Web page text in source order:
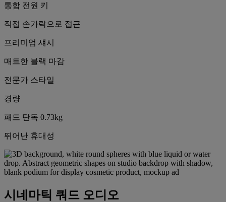
통합 전원 키
직접 손가락으로 접근
프리미엄 섀시
매트한 블랙 마감
전문가 스타일
경량
패드 단독 0.73kg
뛰어난 휴대성
시네마틱 쿼드 오디오